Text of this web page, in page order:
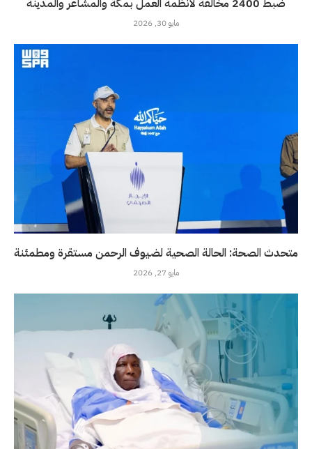
ضبط 2400 مخالفة لأنظمة العمل بمكة والمشاعر والمدينة
مايو 30, 2026
متحدث الصحة: الحالة الصحية لضيوف الرحمن مستقرة ومطمئنة
مايو 27, 2026